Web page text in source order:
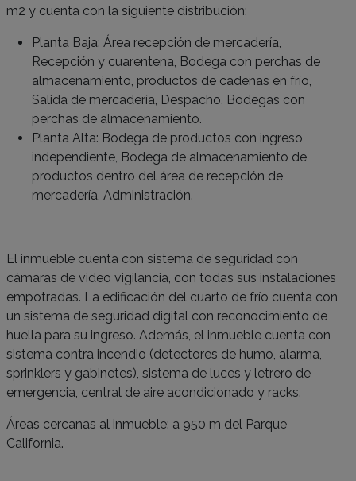
m2 y cuenta con la siguiente distribución:
Planta Baja: Área recepción de mercadería,
Recepción y cuarentena, Bodega con perchas de
almacenamiento, productos de cadenas en frío,
Salida de mercadería, Despacho, Bodegas con
perchas de almacenamiento.
Planta Alta: Bodega de productos con ingreso
independiente, Bodega de almacenamiento de
productos dentro del área de recepción de
mercadería, Administración.
El inmueble cuenta con sistema de seguridad con
cámaras de video vigilancia, con todas sus instalaciones
empotradas. La edificación del cuarto de frío cuenta con
un sistema de seguridad digital con reconocimiento de
huella para su ingreso. Además, el inmueble cuenta con
sistema contra incendio (detectores de humo, alarma,
sprinklers y gabinetes), sistema de luces y letrero de
emergencia, central de aire acondicionado y racks.
Áreas cercanas al inmueble: a 950 m del Parque
California.